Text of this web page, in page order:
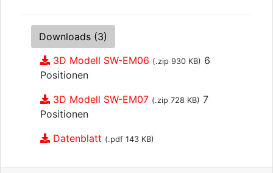
Downloads (3)
3D Modell SW-EM06 (.zip 930 KB) 6
Positionen
3D Modell SW-EM07 (.zip 728 KB) 7
Positionen
Datenblatt (.pdf 143 KB)